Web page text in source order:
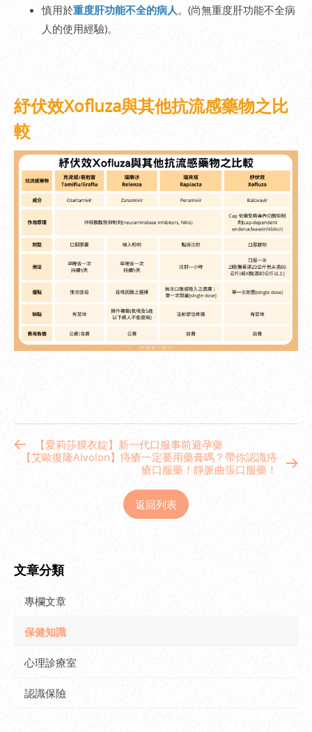
慎用於重度肝功能不全的病人 。(尚無重度肝功能不全病
人的使用經驗)。
紓伏效Xofluza與其他抗流感藥物之比
較
【愛莉莎膜衣錠】新一代口服事前避孕藥
【艾歐復隆Alvolon】痔瘡一定要用藥膏嗎？帶你認識痔
瘡口服藥！靜脈曲張口服藥！
返回列表
文章分類
專欄文章
保健知識
心理診療室
認識保險